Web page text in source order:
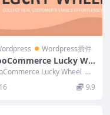
Wordpress插件
Lucky Wh
Premium v1.2.6 – Spin
Lucky Wheel 为
供了收集访问您商店的客户...
16 9.9